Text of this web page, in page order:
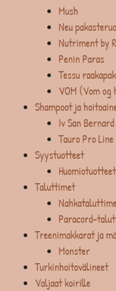
Mush
Neu
Nutriment by
Penin Paras
Tessu
VOM (Vom og
Shampoot ja
Iv San Bernard
Tauro Pro Line
Syystuotteet
Huomiotuotteet
Taluttimet
Paracord-
Treenimakkarat ja
Monster
Turkinhoitovälineet
Valjaat koirille